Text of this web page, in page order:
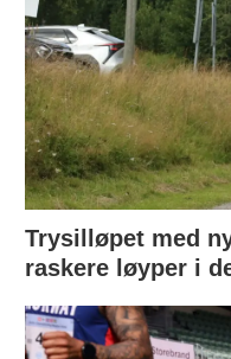
Trysilløpet med
raskere løyper i